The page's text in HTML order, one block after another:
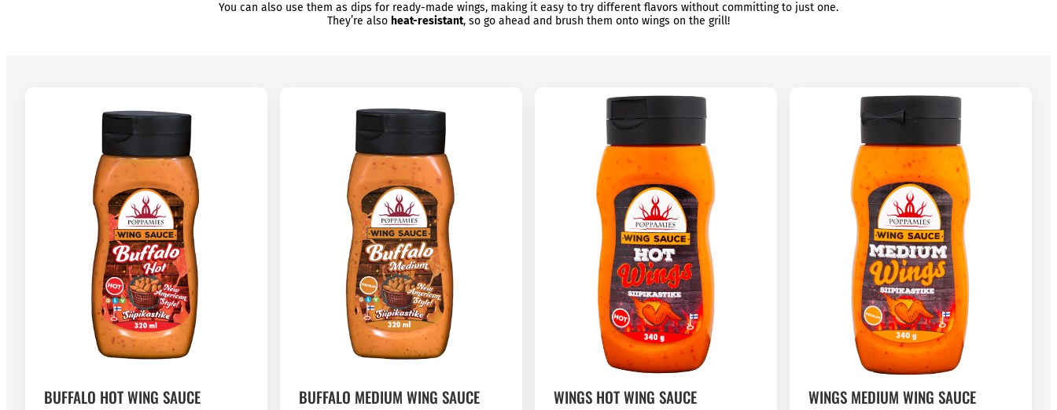
You can also use them as dips for ready-made wings, making it easy to try different flavors without committing to just one.
They’re also heat-resistant, so go ahead and brush them onto wings on the grill!
BUFFALO HOT WING SAUCE BUFFALO MEDIUM WING SAUCE WINGS HOT WING SAUCE WINGS MEDIUM WING SAUCE